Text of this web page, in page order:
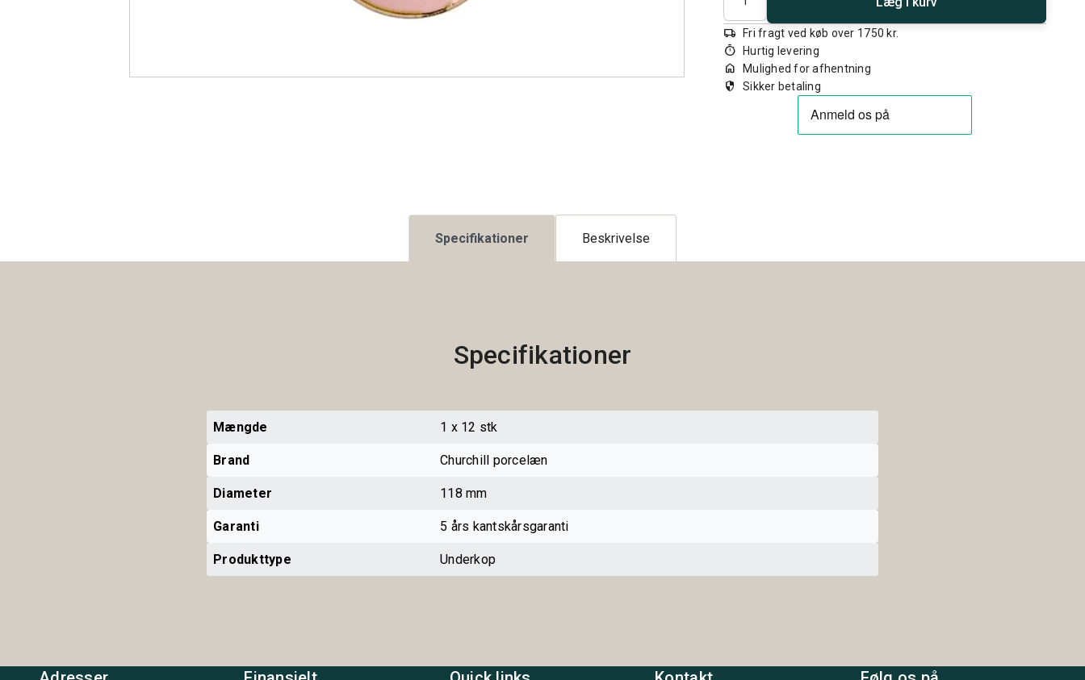
local_shipping Fri fragt ved køb over 1750 kr.
timer Hurtig levering
home Mulighed for afhentning
security Sikker betaling
Specifikationer Beskrivelse
Specifikationer
Mængde 1 x 12 stk
Brand Churchill porcelæn
Diameter 118 mm
Garanti 5 års kantskårsgaranti
Produkttype Underkop